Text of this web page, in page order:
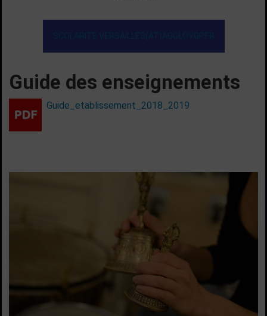
Guide des enseignements
Guide_etablissement_2018_2019